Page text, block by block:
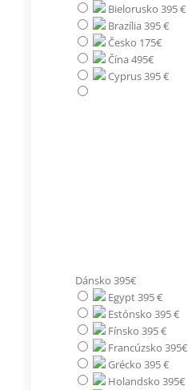
Bielorusko 395 €
Brazília 395 €
Česko 175€
Čína 495€
Cyprus 395 €
Dánsko 395€
Egypt 395 €
Estónsko 395 €
Fínsko 395 €
Francúzsko 395€
Grécko 395 €
Holandsko 395€